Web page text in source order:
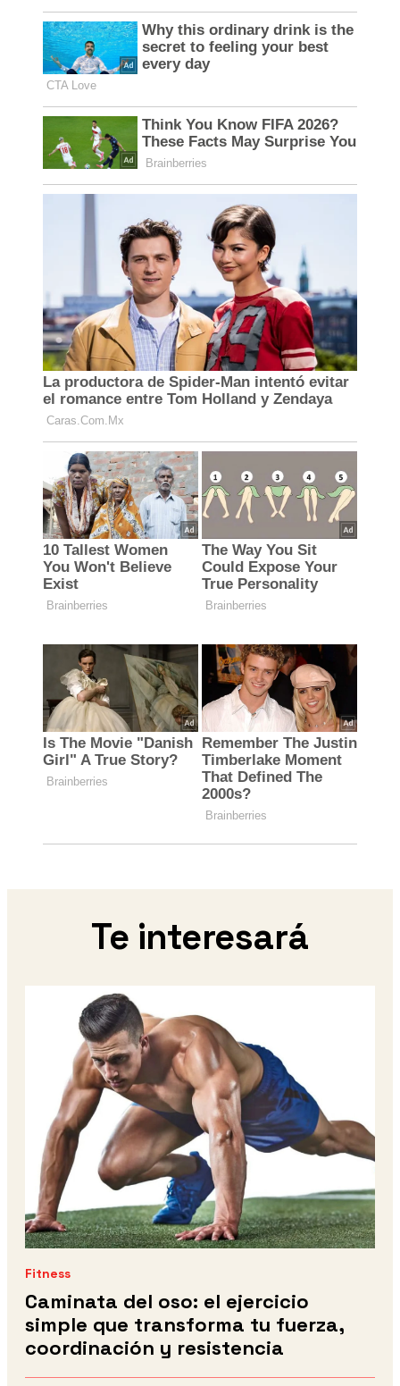
Te interesará
Fitness
Caminata del oso: el ejercicio
simple que transforma tu fuerza,
coordinación y resistencia